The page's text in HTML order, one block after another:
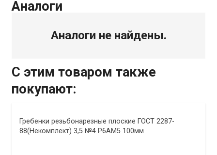
Аналоги
Аналоги не найдены.
С этим товаром также
покупают:
Гребенки резьбонарезные плоские ГОСТ 2287-
88(Некомплект) 3,5 №4 Р6АМ5 100мм